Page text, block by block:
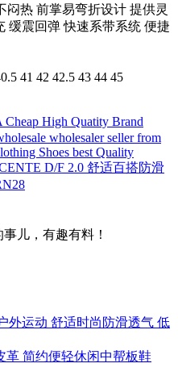
热 前掌易弯折设计 提供灵
缓震回弹 快速系带系统 便捷
41 42 42.5 43 44 45
Cheap High Quatity Brand
wholesaler seller from
Shoes best Quality
D/F 2.0 舒适百搭防滑
儿，有趣有料！
外运动 舒适时尚防滑透气 低
革 简约便轻休闲中帮板鞋